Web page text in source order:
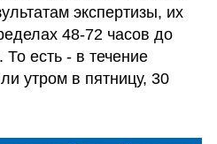
экспертизы, их
48-72 часов до
есть - в течение
утром в пятницу, 30